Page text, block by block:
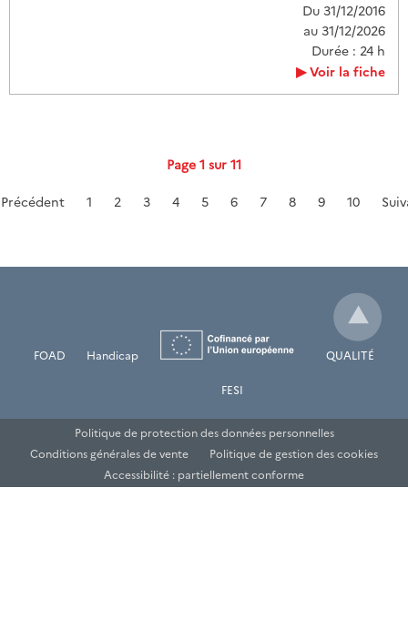
Du 31/12/2016
au 31/12/2026
Durée : 24 h
Voir la fiche
Page 1 sur 11
Précédent 1 2 3 4 5 6 7 8 9 10
FOAD Handicap
FESI
QUALITÉ
Politique de protection des données personnelles
Conditions générales de vente
Politique de gestion des cookies
Accessibilité : partiellement conforme